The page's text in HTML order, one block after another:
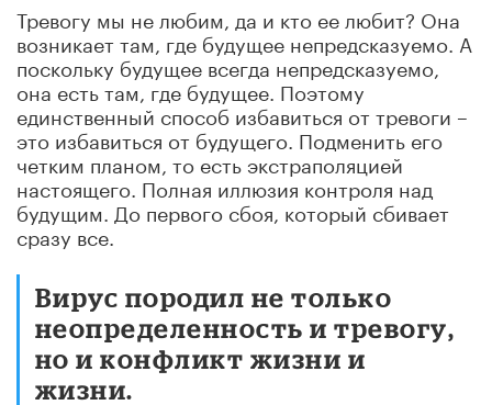
Тревогу мы не любим, да и кто ее любит? Она
возникает там, где будущее непредсказуемо. А
поскольку будущее всегда непредсказуемо,
она есть там, где будущее. Поэтому
единственный способ избавиться от тревоги –
это избавиться от будущего. Подменить его
четким планом, то есть экстраполяцией
настоящего. Полная иллюзия контроля над
будущим. До первого сбоя, который сбивает
сразу все.
Вирус породил не только
неопределенность и тревогу,
но и конфликт жизни и
жизни.